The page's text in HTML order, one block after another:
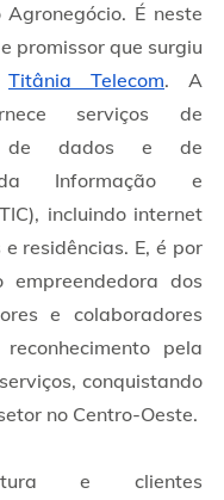
É neste
promissor que surgiu
Titânia Telecom. A
serviços de
de dados e de
Informação e
incluindo internet
residências. E, é por
dos
e colaboradores
pela
conquistando
no Centro-Oeste.
e clientes